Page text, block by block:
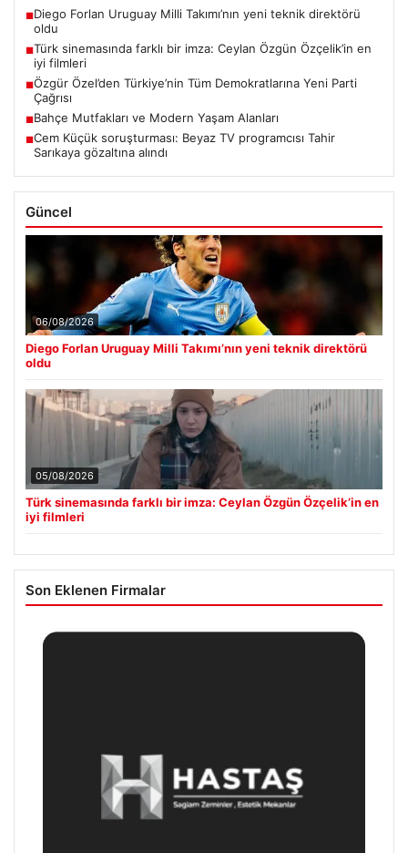
■Diego Forlan Uruguay Milli Takımı’nın yeni teknik direktörü
oldu
■Türk sinemasında farklı bir imza: Ceylan Özgün Özçelik’in en
iyi filmleri
■Özgür Özel’den Türkiye’nin Tüm Demokratlarına Yeni Parti
Çağrısı
■Bahçe Mutfakları ve Modern Yaşam Alanları
■Cem Küçük soruşturması: Beyaz TV programcısı Tahir
Sarıkaya gözaltına alındı
Güncel
06/08/2026
Diego Forlan Uruguay Milli Takımı’nın yeni teknik direktörü
oldu
05/08/2026
Türk sinemasında farklı bir imza: Ceylan Özgün Özçelik’in en
iyi filmleri
Son Eklenen Firmalar